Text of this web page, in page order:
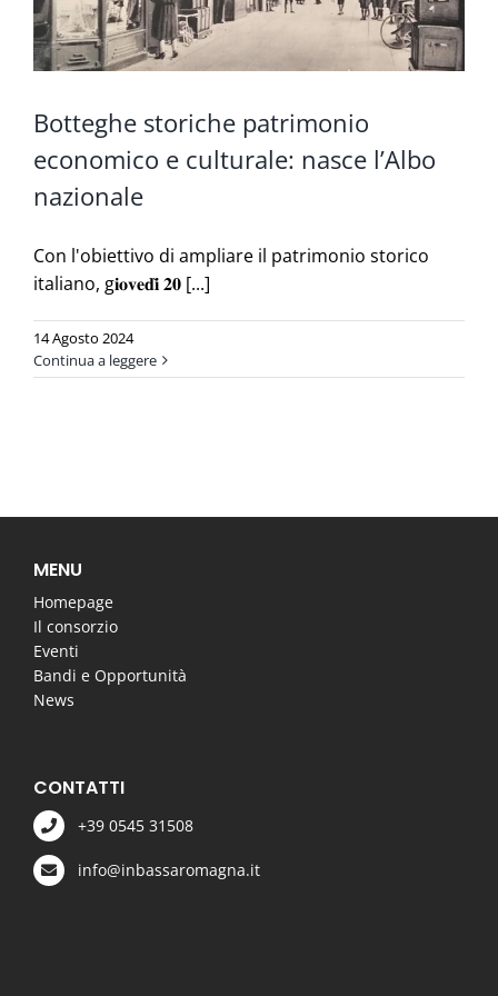
Botteghe storiche patrimonio
economico e culturale: nasce l’Albo
nazionale
Con l'obiettivo di ampliare il patrimonio storico
italiano, g𝐢𝐨𝐯𝐞𝐝𝐢̀ 𝟐𝟎 [...]
14 Agosto 2024
Continua a leggere
MENU
Homepage
Il consorzio
Eventi
Bandi e Opportunità
News
CONTATTI
+39 0545 31508
info@inbassaromagna.it